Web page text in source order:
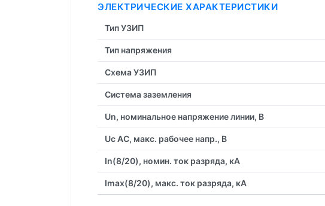
ЭЛЕКТРИЧЕСКИЕ ХАРАКТЕРИСТИКИ
Тип УЗИП
Тип напряжения
Схема УЗИП
Система заземления
Un, номинальное напряжение линии, В
Uc AC, макс. рабочее напр., В
In(8/20), номин. ток разряда, кА
Imax(8/20), макс. ток разряда, кА